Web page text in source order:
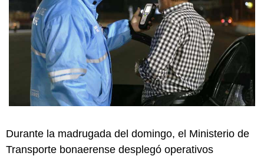
Durante la madrugada del domingo, el Ministerio de
Transporte bonaerense desplegó operativos